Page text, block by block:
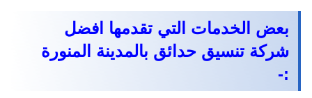
بعض الخدمات التي تقدمها افضل
شركة تنسيق حدائق بالمدينة المنورة
:-